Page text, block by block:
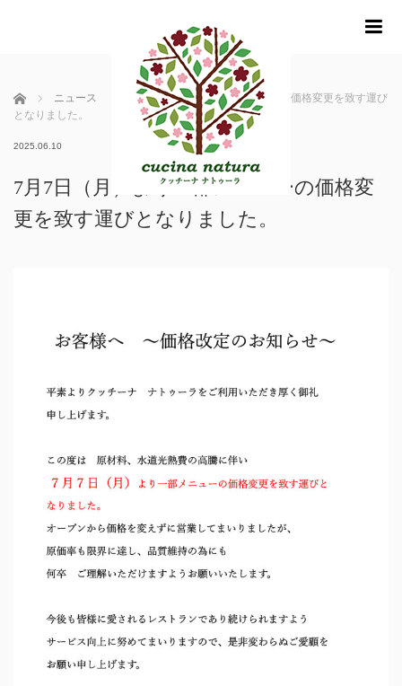
ホーム ニュース
7月7日（月）より一部メニューの価格変更を致す運び
となりました。
2025.06.10
7月7日（月）より一部メニューの価格変
更を致す運びとなりました。